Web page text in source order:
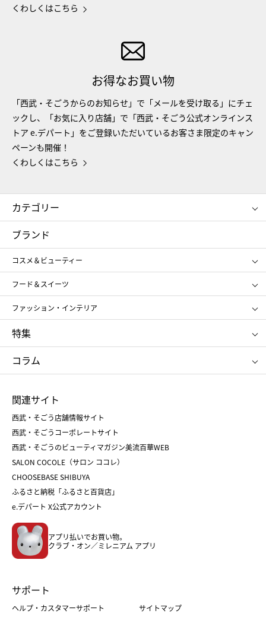
くわしくはこちら
お得なお買い物
「西武・そごうからのお知らせ」で「メールを受け取る」にチェ
ックし、「お気に入り店舗」で「西武・そごう公式オンラインス
トア e.デパート」をご登録いただいているお客さま限定のキャン
ペーンも開催！
くわしくはこちら
カテゴリー
コスメ＆ビューティー
ギフト
レディース
メンズ
スポーツ・アウトドア
お中元
お歳暮
ブランド
コスメ＆ビューティー
SHISEIDO
ポール&ジョー ボーテ
ジルスチュアート
NARS
RMK
クリニーク
SK-Ⅱ
フード＆スイーツ
アンリ・シャルパンティエ
ゴディバ
新宿高野
たねや
ねんりん家
ファッション・インテリア
ポロ ラルフ ローレン
タケオ キクチ
ママ＆キッズ
シュタイフ
特集
お中元
ひな人形
五月人形
父の日
クリスマスケーキ
ホワイトデー
コラム
菓子折り
和菓子
人気のギフト
バレンタイン
ホワイトデー
おせち
フード
ホーム・キッチン＆アート
関連サイト
西武・そごう店舗情報サイト
西武・そごうコーポレートサイト
西武・そごうのビューティマガジン美流百華WEB
SALON COCOLE（サロン ココレ）
CHOOSEBASE SHIBUYA
ふるさと納税「ふるさと百貨店」
e.デパート X公式アカウント
アプリ払いでお買い物。
クラブ・オン／ミレニアム アプリ
サポート
ヘルプ・カスタマーサポート サイトマップ